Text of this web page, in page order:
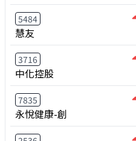
5484
慧友
3716
中化控股
7835
永悅健康-創